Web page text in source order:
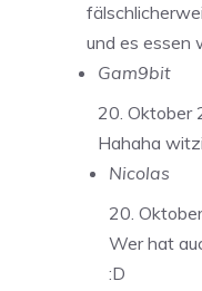
und es essen
Gam9bit
20. Oktober
Hahaha
Nicolas
20.
Wer hat
:D